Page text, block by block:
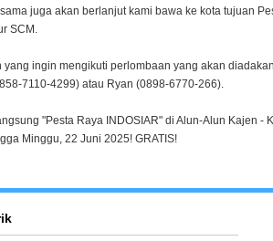
juga akan berlanjut kami bawa ke kota tujuan
SCM.
yang ingin mengikuti perlombaan yang akan
7110-4299) atau Ryan (0898-6770-266).
"Pesta Raya INDOSIAR" di Alun-Alun Kajen -
Minggu, 22 Juni 2025! GRATIS!